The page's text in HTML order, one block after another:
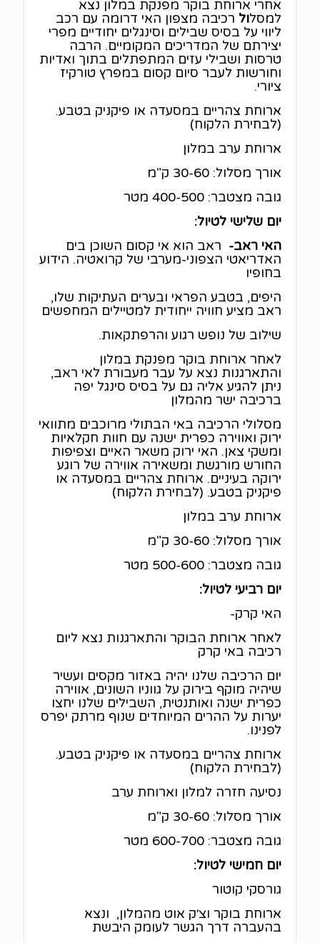
אחרי ארוחת בוקר מפנקת במלון נצא
למסלול רכיבה מצפון האי דרומה עם רכב
ליווי על בסיס שבילים וסינגלים יחודיים מפרי
יצירתם של המדריכים המקומיים. הרבה
טרסות ושבילי עזים המתפתלים בתוך ואדיות
וחורשות לעבר סיום קסום במפרץ טורקיז
ציורי.
ארוחת צהריים במסעדה או פיקניק בטבע.
(לבחירת הלקוח)
ארוחת ערב במלון
אורך מסלול: 30-60 ק"מ
גובה מצטבר: 400-500 מטר
יום שלישי לטיול:
האי ראב- ראב הוא אי קסום השוכן בים
האדריאטי הצפוני-מערבי של קרואטיה. הידוע
בחופיו
היפים, בטבע הפראי ובערים העתיקות שלו,
ראב מציע חוויה ייחודית למטיילים המחפשים
שילוב של נופש רגוע והרפתקאות.
לאחר ארוחת בוקר מפנקת במלון
והתארגנות נצא על עבר מעבורת לאי ראב,
ניתן להגיע אליה גם על בסיס סינגל יפה
ברכיבה ישר מהמלון
מסלולי הרכיבה באי הבתולי מרוכבים מתוואי
ירוק ואווירה כפרית ישנה עם חוות חקלאיות
ומשקי צאן. האי ירוק משאר האיים וצפיפות
החורש מורגשת ומשאירה אווירה של רוגע
ירוקה בעיניים. ארוחת צהריים במסעדה או
פיקניק בטבע. (לבחירת הלקוח)
ארוחת ערב במלון
אורך מסלול: 30-60 ק"מ
גובה מצטבר: 500-600 מטר
יום רביעי לטיול:
האי קרק-
לאחר ארוחת הבוקר והתארגנות נצא ליום
רכיבה באי קרק
יום הרכיבה שלנו יהיה באזור מקסים ועשיר
שיהיה מוקף בירוק על גווניו השונים, אווירה
כפרית ישנה ואותנטית, השבילים שלנו יחצו
יערות על ההרים המיוחדים שנוף מרתק יפרס
לפנינו.
ארוחת צהריים במסעדה או פיקניק בטבע.
(לבחירת הלקוח)
נסיעה חזרה למלון וארוחת ערב
אורך מסלול: 30-60 ק"מ
גובה מצטבר: 600-700 מטר
יום חמישי לטיול:
גורסקי קוטור
ארוחת בוקר וצ׳ק אוט מהמלון, ונצא
בהעברה דרך הגשר לעומק היבשת